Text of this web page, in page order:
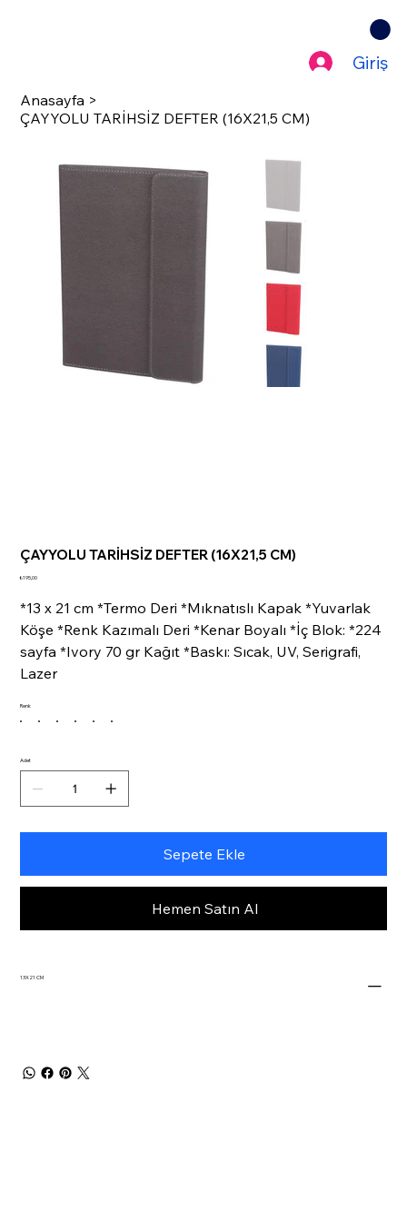
Giriş
Anasayfa >
ÇAYYOLU TARİHSİZ DEFTER (16X21,5 CM)
ÇAYYOLU TARİHSİZ DEFTER (16X21,5 CM)
Fiyat
₺195,00
*13 x 21 cm *Termo Deri *Mıknatıslı Kapak *Yuvarlak
Köşe *Renk Kazımalı Deri *Kenar Boyalı *İç Blok: *224
sayfa *Ivory 70 gr Kağıt *Baskı: Sıcak, UV, Serigrafi,
Lazer
Renk
Adet
Sepete Ekle
Hemen Satın Al
13X21 CM